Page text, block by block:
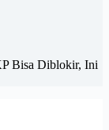
Bisa Diblokir, Ini